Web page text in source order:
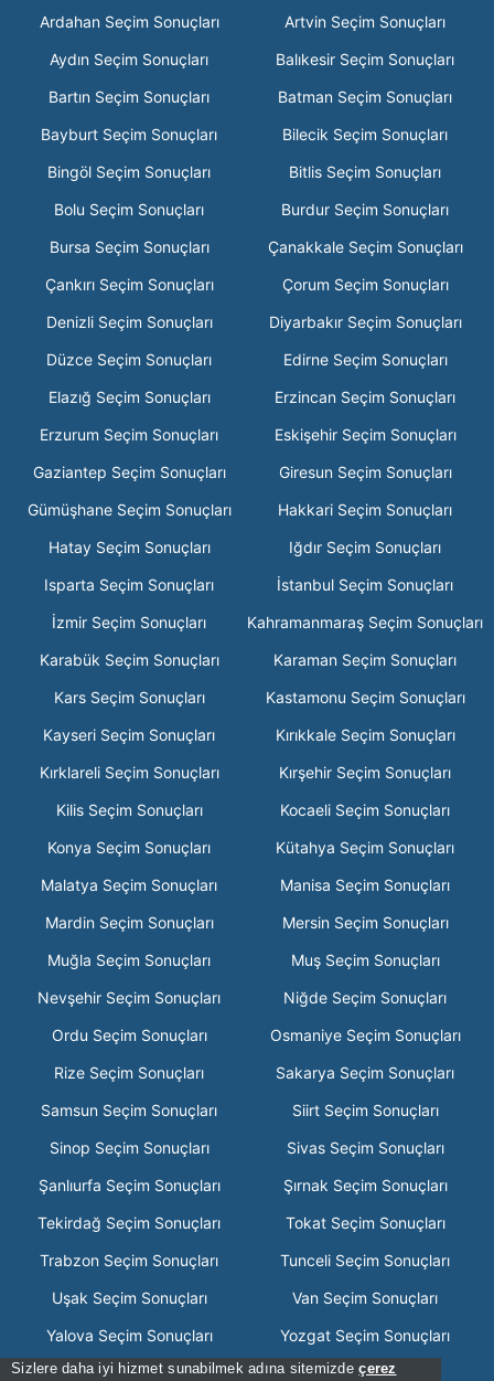
Sizlere daha iyi hizmet sunabilmek adına sitemizdeçerez
Ardahan Seçim Sonuçları
Artvin Seçim Sonuçları
Aydın Seçim Sonuçları
Balıkesir Seçim Sonuçları
Bartın Seçim Sonuçları
Batman Seçim Sonuçları
Bayburt Seçim Sonuçları
Bilecik Seçim Sonuçları
Bingöl Seçim Sonuçları
Bitlis Seçim Sonuçları
Bolu Seçim Sonuçları
Burdur Seçim Sonuçları
Bursa Seçim Sonuçları
Çanakkale Seçim Sonuçları
Çankırı Seçim Sonuçları
Çorum Seçim Sonuçları
Denizli Seçim Sonuçları
Diyarbakır Seçim Sonuçları
Düzce Seçim Sonuçları
Edirne Seçim Sonuçları
Elazığ Seçim Sonuçları
Erzincan Seçim Sonuçları
Erzurum Seçim Sonuçları
Eskişehir Seçim Sonuçları
Gaziantep Seçim Sonuçları
Giresun Seçim Sonuçları
Gümüşhane Seçim Sonuçları
Hakkari Seçim Sonuçları
Hatay Seçim Sonuçları
Iğdır Seçim Sonuçları
Isparta Seçim Sonuçları
İstanbul Seçim Sonuçları
İzmir Seçim Sonuçları
Kahramanmaraş Seçim Sonuçları
Karabük Seçim Sonuçları
Karaman Seçim Sonuçları
Kars Seçim Sonuçları
Kastamonu Seçim Sonuçları
Kayseri Seçim Sonuçları
Kırıkkale Seçim Sonuçları
Kırklareli Seçim Sonuçları
Kırşehir Seçim Sonuçları
Kilis Seçim Sonuçları
Kocaeli Seçim Sonuçları
Konya Seçim Sonuçları
Kütahya Seçim Sonuçları
Malatya Seçim Sonuçları
Manisa Seçim Sonuçları
Mardin Seçim Sonuçları
Mersin Seçim Sonuçları
Muğla Seçim Sonuçları
Muş Seçim Sonuçları
Nevşehir Seçim Sonuçları
Niğde Seçim Sonuçları
Ordu Seçim Sonuçları
Osmaniye Seçim Sonuçları
Rize Seçim Sonuçları
Sakarya Seçim Sonuçları
Samsun Seçim Sonuçları
Siirt Seçim Sonuçları
Sinop Seçim Sonuçları
Sivas Seçim Sonuçları
Şanlıurfa Seçim Sonuçları
Şırnak Seçim Sonuçları
Tekirdağ Seçim Sonuçları
Tokat Seçim Sonuçları
Trabzon Seçim Sonuçları
Tunceli Seçim Sonuçları
Uşak Seçim Sonuçları
Van Seçim Sonuçları
Yalova Seçim Sonuçları
Yozgat Seçim Sonuçları
Zonguldak Seçim Sonuçları